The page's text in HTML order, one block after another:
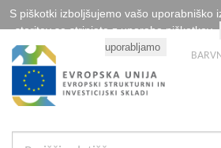
S piškotki izboljšujemo vašo uporabniško
storitev se strinjate z uporabo piškotkov.
uporabljamo